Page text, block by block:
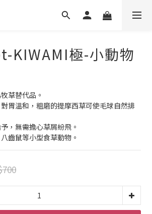
KIWAMI極-小動物
草替代品。
胃溫和，粗磨的提摩西草可使毛球自然排
，無需擔心草屑紛飛。
齒鼠等小型食草動物。